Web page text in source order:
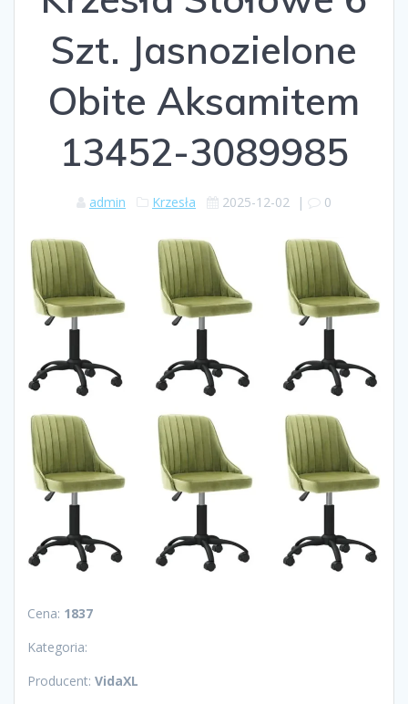
Szt. Jasnozielone
Obite Aksamitem
13452-3089985
admin Krzesła 2025-12-02 | 0
Cena: 1837
Kategoria:
Producent: VidaXL